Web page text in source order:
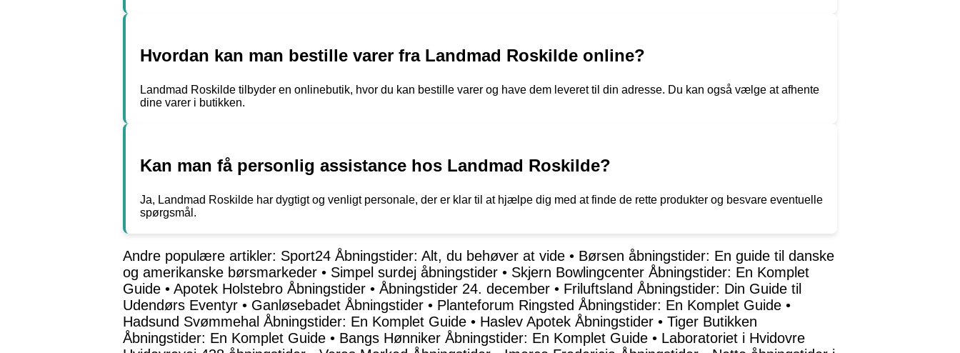
Hvordan kan man bestille varer fra Landmad Roskilde online?
Landmad Roskilde tilbyder en onlinebutik, hvor du kan bestille varer og have dem leveret til din adresse. Du kan også vælge at afhente
dine varer i butikken.
Kan man få personlig assistance hos Landmad Roskilde?
Ja, Landmad Roskilde har dygtigt og venligt personale, der er klar til at hjælpe dig med at finde de rette produkter og besvare eventuelle
spørgsmål.
Andre populære artikler: Sport24 Åbningstider: Alt, du behøver at vide • Børsen åbningstider: En guide til danske
og amerikanske børsmarkeder • Simpel surdej åbningstider • Skjern Bowlingcenter Åbningstider: En Komplet
Guide • Apotek Holstebro Åbningstider • Åbningstider 24. december • Friluftsland Åbningstider: Din Guide til
Udendørs Eventyr • Ganløsebadet Åbningstider • Planteforum Ringsted Åbningstider: En Komplet Guide •
Hadsund Svømmehal Åbningstider: En Komplet Guide • Haslev Apotek Åbningstider • Tiger Butikken
Åbningstider: En Komplet Guide • Bangs Hønniker Åbningstider: En Komplet Guide • Laboratoriet i Hvidovre